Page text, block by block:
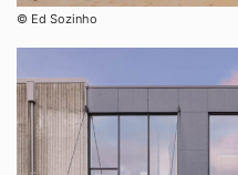
©︎ Ed Sozinho